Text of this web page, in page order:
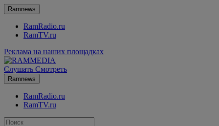
Ramnews
RamRadio.ru
RamTV.ru
Реклама на наших площадках
Слушать Смотреть
Ramnews
RamRadio.ru
RamTV.ru